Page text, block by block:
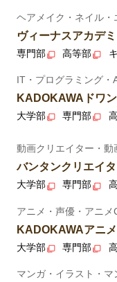
ヘアメイク・ネイル
ヴィーナスアカデ
専門部 高等部
IT・プログラミング・
KADOKAWAドワ
大学部 専門部
動画クリエイター・
バンタンクリエイ
大学部 専門部
アニメ・声優・アニメ
KADOKAWAアニ
大学部 専門部
マンガ・イラスト・